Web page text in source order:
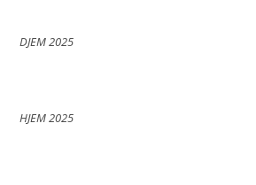
DJEM 2025
HJEM 2025